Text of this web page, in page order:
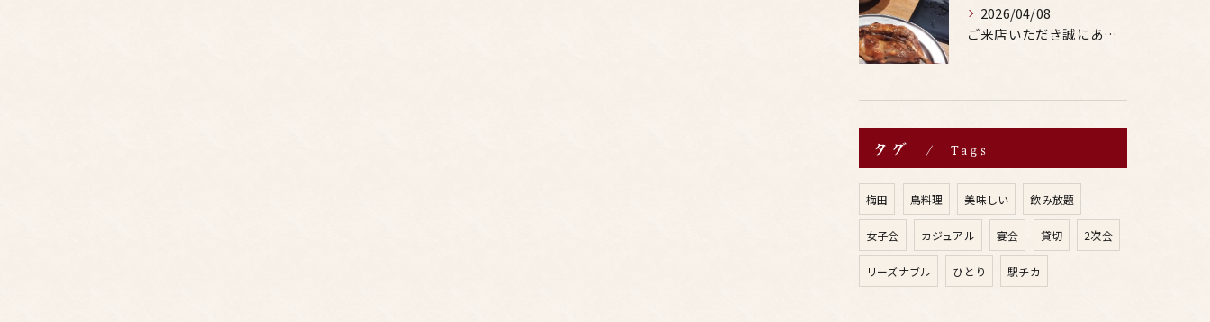
2026/04/08
ご来店いただき誠にありがとうございます。
タグ Tags
梅田 鳥料理 美味しい 飲み放題
女子会 カジュアル 宴会 貸切 2次会
リーズナブル ひとり 駅チカ